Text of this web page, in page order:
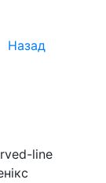
Назад